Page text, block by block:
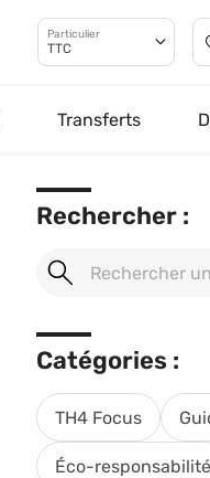
Particulier
TTC
Transferts
Rechercher :
Catégories :
TH4 Focus
Éco-responsabilité